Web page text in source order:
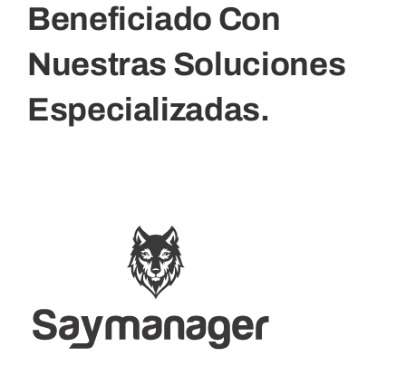
Beneficiado Con
Nuestras Soluciones
Especializadas.